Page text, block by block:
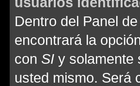
Dentro del Panel
encontrará la
con SI y solamente
usted mismo. Será